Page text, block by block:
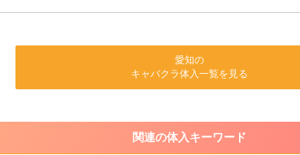
愛知の
キャバクラ体入一覧を見る
関連の体入キーワード